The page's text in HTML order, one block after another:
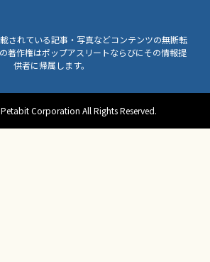
されている記事・写真などコンテンツの無断転
著作権はポップアスリートならびにその情報提
供者に帰属します。
Corporation All Rights Reserved.